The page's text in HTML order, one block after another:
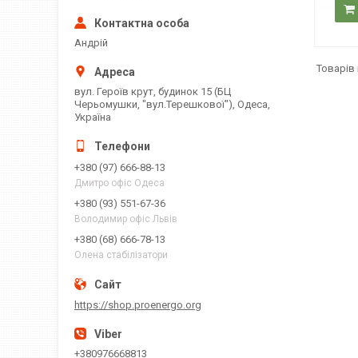
Андрій
вул. Героїв крут, будинок 15 (БЦ
Черьомушки, "вул.Терешкової"), Одеса,
Україна
+380 (97) 666-88-13
Дмитро офіс Одеса
+380 (93) 551-67-36
Володимир офіс Львів
+380 (68) 666-78-13
Олена стабілізатори
https://shop.proenergo.org
+380976668813